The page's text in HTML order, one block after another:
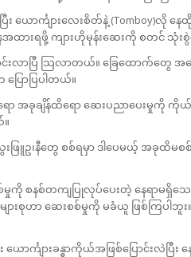
း ယောင်္ကျားလေးစိတ်နဲ့ (Tomboy)လို
ားရဖို့ ကျားဟိုမုန်းဆေးကို စတင် သုံး
ာင်းလာပြီ သြလာတယ်။ ခြေထောက်တွ
ောပြပါတယ်။
အခုချိန်ထိရော ဆေးပညာပေးမှုကို ကိုယ်
ဖြူဥ၊နီတွေ စစ်ရမှာ ဒါပေမယ့် အခုထိမ
စ်မှုကို စနစ်တကျပြုလုပ်ပေးတဲ့ နေရာမ
များစုဟာ ဆေးစစ်မှုကို မခံယူ ဖြစ်ကြပါ
င်္ကျားခန္ဓာကိုယ်အဖြစ်ပြောင်းလဲပြီး